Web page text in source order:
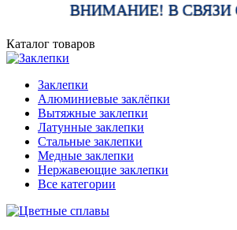
ВНИМАНИЕ! В СВЯЗИ С
Каталог товаров
Заклепки
Алюминиевые заклёпки
Вытяжные заклепки
Латунные заклепки
Стальные заклепки
Медные заклепки
Нержавеющие заклепки
Все категории